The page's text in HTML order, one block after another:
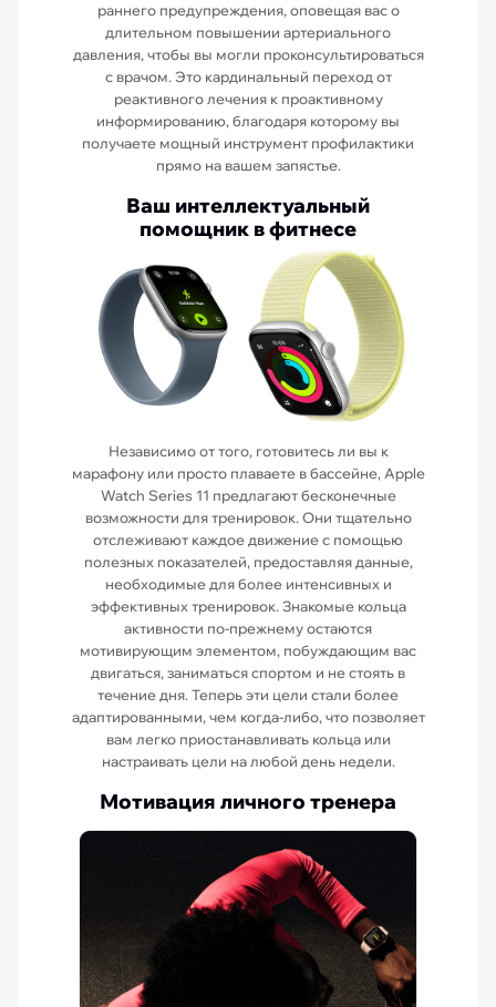
раннего предупреждения, оповещая вас о
длительном повышении артериального
давления, чтобы вы могли проконсультироваться
с врачом. Это кардинальный переход от
реактивного лечения к проактивному
информированию, благодаря которому вы
получаете мощный инструмент профилактики
прямо на вашем запястье.
Ваш интеллектуальный
помощник в фитнесе
Независимо от того, готовитесь ли вы к
марафону или просто плаваете в бассейне, Apple
Watch Series 11 предлагают бесконечные
возможности для тренировок. Они тщательно
отслеживают каждое движение с помощью
полезных показателей, предоставляя данные,
необходимые для более интенсивных и
эффективных тренировок. Знакомые кольца
активности по-прежнему остаются
мотивирующим элементом, побуждающим вас
двигаться, заниматься спортом и не стоять в
течение дня. Теперь эти цели стали более
адаптированными, чем когда-либо, что позволяет
вам легко приостанавливать кольца или
настраивать цели на любой день недели.
Мотивация личного тренера